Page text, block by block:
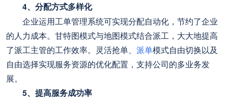
4、分配方式多样化
企业运用工单管理系统可实现分配自动化，节约了企业
的人力成本。甘特图模式与地图模式结合派工，大大地提高
了派工主管的工作效率。灵活抢单、派单模式自由切换以及
自由选择实现服务资源的优化配置，支持公司的多业务发
展。
5、提高服务成功率